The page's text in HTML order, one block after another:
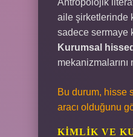
Antropolojik
aile şirketlerinde
sadece sermaye
Kurumsal
Bu durum, hisse
aracı olduğunu
KIMLIK VE